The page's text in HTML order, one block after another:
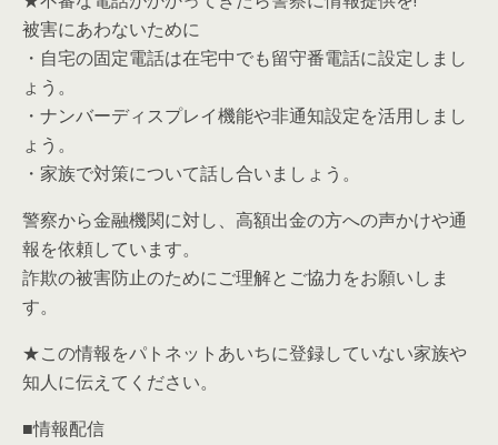
被害にあわないために
・自宅の固定電話は在宅中でも留守番電話に設定しまし
ょう。
・ナンバーディスプレイ機能や非通知設定を活用しまし
ょう。
・家族で対策について話し合いましょう。
警察から金融機関に対し、高額出金の方への声かけや通
報を依頼しています。
詐欺の被害防止のためにご理解とご協力をお願いしま
す。
★この情報をパトネットあいちに登録していない家族や
知人に伝えてください。
■情報配信